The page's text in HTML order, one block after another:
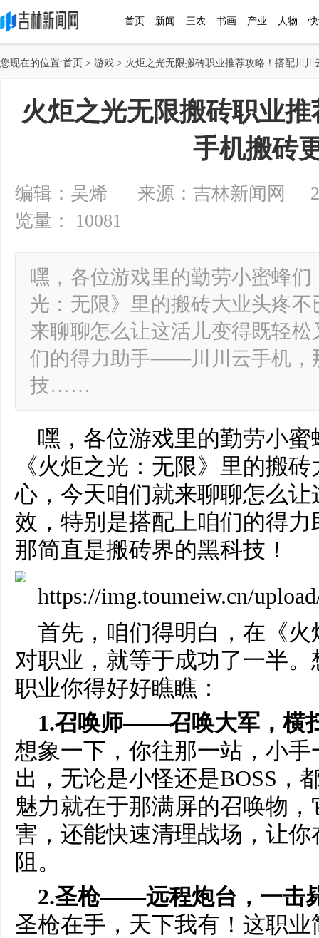
首页 新闻 三农 书画 产业 人物
您现在的位置:首页 > 游戏 > 火炬之光无限搬砖职业推荐攻略！搭配川川
火炬之光无限搬砖职业
手机搬砖
编辑：吴烯 来源：吉林新闻网
览量： 10081
嘿，各位游戏里的勤劳小蜜蜂
光：无限》里的搬砖大业头疼
来聊聊怎么让这活儿变得既轻
们的得力助手——川川云手机，
技……
嘿，各位游戏里的勤劳小
《火炬之光：无限》里的搬
心，今天咱们就来聊聊怎么
效，特别是搭配上咱们的得
那简直是搬砖界的黑科技！
首先，咱们得明白，在《
对职业，就等于成功了一半
职业你得好好瞧瞧：
1.召唤师——召唤大军，横
想象一下，你往那一站，小
出，无论是小怪还是BOSS，
魅力就在于那满屏的召唤物
害，还能快速清理战场，让
阻。
2.圣枪——远程炮台，一击
圣枪在手，天下我有！这职